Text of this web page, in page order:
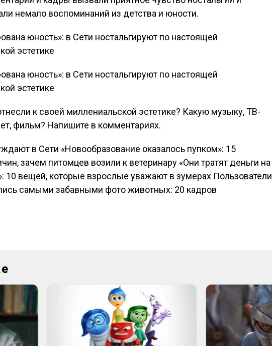
немало воспоминаний из детства и юности.
к своей миллениальской эстетике? Какую музыку, ТВ-
фильм? Напишите в комментариях.
в Сети «Новообразование оказалось пупком»: 15
зачем питомцев возили к ветеринару «Они тратят деньги на
10 вещей, которые взрослые уважают в зумерах Пользователи
самыми забавными фото животных: 20 кадров